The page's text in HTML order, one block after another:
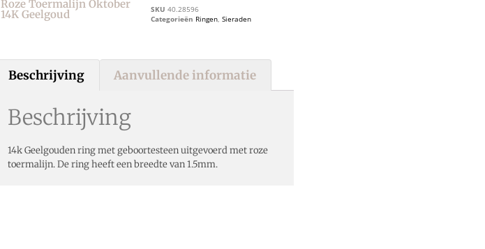
Roze Toermalijn Oktober
14K Geelgoud SKU 40.28596
Categorieën Ringen, Sieraden
Beschrijving Aanvullende informatie
Beschrijving
14k Geelgouden ring met geboortesteen uitgevoerd met roze
toermalijn. De ring heeft een breedte van 1.5mm.